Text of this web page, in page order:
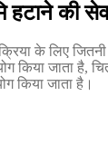
हटाने की
के लिए
किया जाता है,
किया जाता है।